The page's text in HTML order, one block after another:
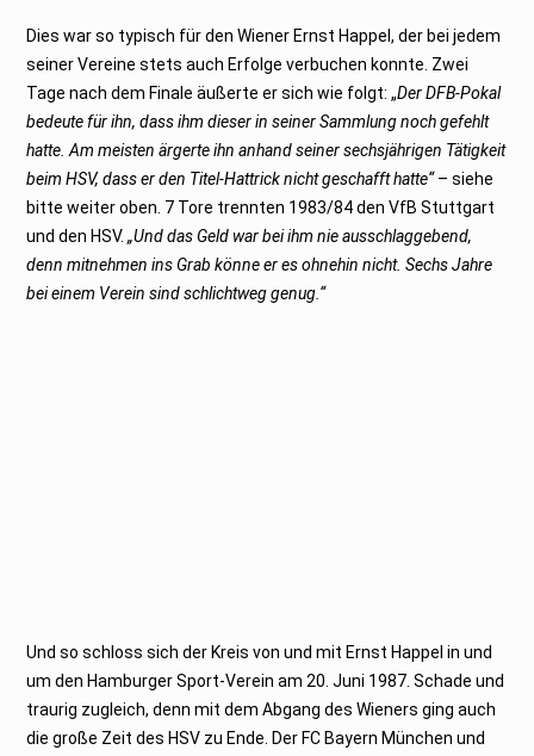
Dies war so typisch für den Wiener Ernst Happel, der bei jedem
seiner Vereine stets auch Erfolge verbuchen konnte. Zwei
Tage nach dem Finale äußerte er sich wie folgt: „Der DFB-Pokal
bedeute für ihn, dass ihm dieser in seiner Sammlung noch gefehlt
hatte. Am meisten ärgerte ihn anhand seiner sechsjährigen Tätigkeit
beim HSV, dass er den Titel-Hattrick nicht geschafft hatte“– siehe
bitte weiter oben. 7 Tore trennten 1983/84 den VfB Stuttgart
und den HSV. „Und das Geld war bei ihm nie ausschlaggebend,
denn mitnehmen ins Grab könne er es ohnehin nicht. Sechs Jahre
bei einem Verein sind schlichtweg genug.“
Und so schloss sich der Kreis von und mit Ernst Happel in und
um den Hamburger Sport-Verein am 20. Juni 1987. Schade und
traurig zugleich, denn mit dem Abgang des Wieners ging auch
die große Zeit des HSV zu Ende. Der FC Bayern München und